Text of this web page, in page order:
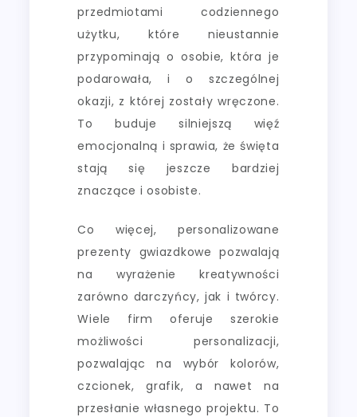
przedmiotami codziennego
użytku, które nieustannie
przypominają o osobie, która je
podarowała, i o szczególnej
okazji, z której zostały wręczone.
To buduje silniejszą więź
emocjonalną i sprawia, że święta
stają się jeszcze bardziej
znaczące i osobiste.
Co więcej, personalizowane
prezenty gwiazdkowe pozwalają
na wyrażenie kreatywności
zarówno darczyńcy, jak i twórcy.
Wiele firm oferuje szerokie
możliwości personalizacji,
pozwalając na wybór kolorów,
czcionek, grafik, a nawet na
przesłanie własnego projektu. To